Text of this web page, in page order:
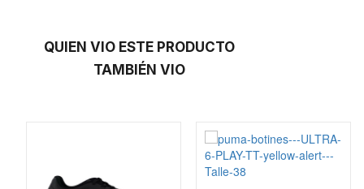
QUIEN VIO ESTE PRODUCTO
TAMBIÉN VIO